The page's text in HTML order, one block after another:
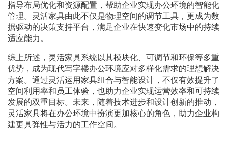
指导布局优化和资源配置，帮助企业实现办公环境的智能化
管理。灵活家具由此不仅是物理空间的调节工具，更成为数
据驱动的决策支持平台，满足企业在快速变化市场中的持续
适应能力。
综上所述，灵活家具系统以其模块化、可调节和环保等多重
优势，成为现代写字楼办公环境应对多样化需求的理想解决
方案。通过灵活运用家具组合与智能设计，不仅有效提升了
空间利用率和员工体验，也助力企业实现运营效率和可持续
发展的双重目标。未来，随着技术进步和设计创新的推动，
灵活家具将在办公环境中扮演更加核心的角色，助力企业构
建更具弹性与活力的工作空间。